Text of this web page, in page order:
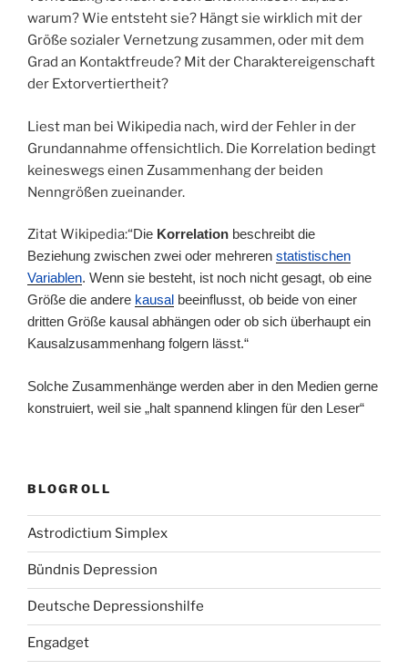
warum? Wie entsteht sie? Hängt sie wirklich mit der
Größe sozialer Vernetzung zusammen, oder mit dem
Grad an Kontaktfreude? Mit der Charaktereigenschaft
der Extorvertiertheit?
Liest man bei Wikipedia nach, wird der Fehler in der
Grundannahme offensichtlich. Die Korrelation bedingt
keineswegs einen Zusammenhang der beiden
Nenngrößen zueinander.
Zitat Wikipedia:“Die Korrelation beschreibt die
Beziehung zwischen zwei oder mehreren statistischen
Variablen. Wenn sie besteht, ist noch nicht gesagt, ob eine
Größe die andere kausal beeinflusst, ob beide von einer
dritten Größe kausal abhängen oder ob sich überhaupt ein
Kausalzusammenhang folgern lässt.“
Solche Zusammenhänge werden aber in den Medien gerne
konstruiert, weil sie „halt spannend klingen für den Leser“
BLOGROLL
Astrodictium Simplex
Bündnis Depression
Deutsche Depressionshilfe
Engadget